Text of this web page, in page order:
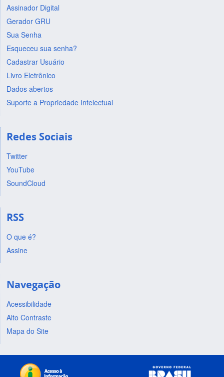
Assinador Digital
Gerador GRU
Sua Senha
Esqueceu sua senha?
Cadastrar Usuário
Livro Eletrônico
Dados abertos
Suporte a Propriedade Intelectual
Redes Sociais
Twitter
YouTube
SoundCloud
RSS
O que é?
Assine
Navegação
Acessibilidade
Alto Contraste
Mapa do Site